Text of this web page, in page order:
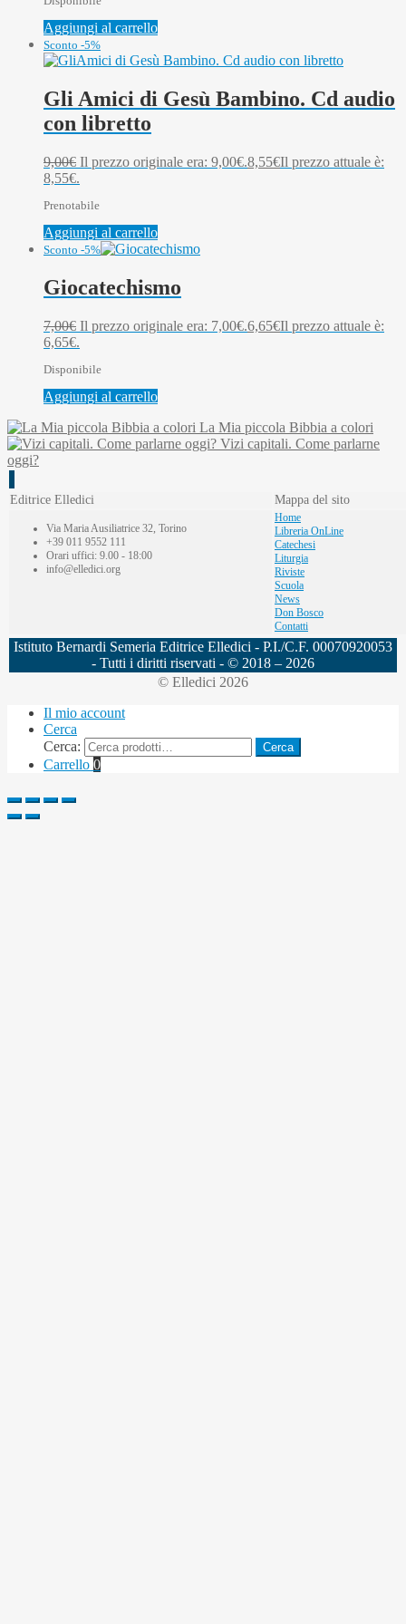
Aggiungi al carrello
Sconto -5%
Gli Amici di Gesù Bambino. Cd audio
con libretto
9,00€ Il prezzo originale era: 9,00€.8,55€Il prezzo attuale è:
8,55€.
Prenotabile
Aggiungi al carrello
Sconto -5%
Giocatechismo
7,00€ Il prezzo originale era: 7,00€.6,65€Il prezzo attuale è:
6,65€.
Disponibile
Aggiungi al carrello
La Mia piccola Bibbia a colori
Vizi capitali. Come parlarne
oggi?
Editrice Elledici Mappa del sito
Via Maria Ausiliatrice 32, Torino
+39 011 9552 111
Orari uffici: 9.00 - 18:00
info@elledici.org
Home
Libreria OnLine
Catechesi
Liturgia
Riviste
Scuola
News
Don Bosco
Contatti
Istituto Bernardi Semeria Editrice Elledici - P.I./C.F. 00070920053
- Tutti i diritti riservati - © 2018 – 2026
© Elledici 2026
Il mio account
Cerca
Cerca:
Cerca
Carrello 0